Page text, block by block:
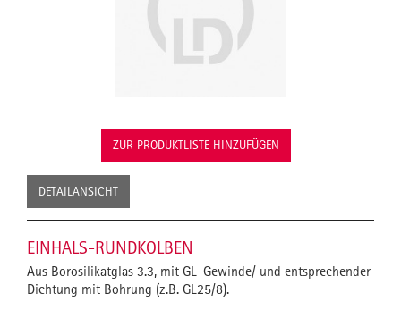
ZUR PRODUKTLISTE HINZUFÜGEN
DETAILANSICHT
EINHALS-RUNDKOLBEN
Aus Borosilikatglas 3.3, mit GL-Gewinde/ und entsprechender
Dichtung mit Bohrung (z.B. GL25/8).